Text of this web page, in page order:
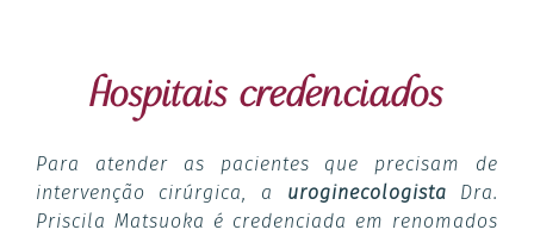
Hospitais credenciados
Para atender as pacientes que precisam de
intervenção cirúrgica, a uroginecologista Dra.
Priscila Matsuoka é credenciada em renomados